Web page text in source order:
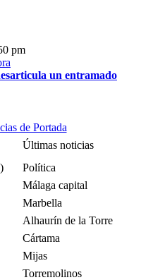
pm
un entramado
de Portada
Últimas noticias
Política
Málaga capital
Marbella
Alhaurín de la Torre
Cártama
Mijas
Torremolinos